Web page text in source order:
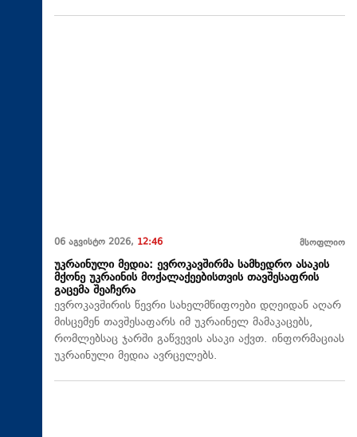
06 აგვისტო 2026, 12:46 მსოფლიო
უკრაინული მედია: ევროკავშირმა სამხედრო ასაკის
მქონე უკრაინის მოქალაქეებისთვის თავშესაფრის
გაცემა შეაჩერა
ევროკავშირის წევრი სახელმწიფოები დღეიდან აღარ
მისცემენ თავშესაფარს იმ უკრაინელ მამაკაცებს,
რომლებსაც ჯარში გაწვევის ასაკი აქვთ. ინფორმაციას
უკრაინული მედია ავრცელებს.